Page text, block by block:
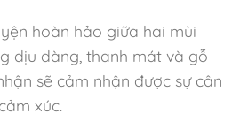
hoàn hảo giữa hai mùi
dịu dàng, thanh mát và gỗ
sẽ cảm nhận được sự cân
xúc.